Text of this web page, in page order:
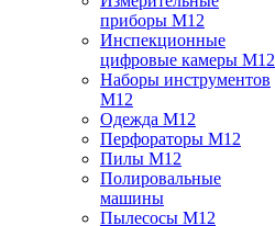
приборы M12
Инспекционные
цифровые камеры M12
Наборы инструментов
M12
Одежда M12
Перфораторы M12
Пилы M12
Полировальные
машины
Пылесосы M12